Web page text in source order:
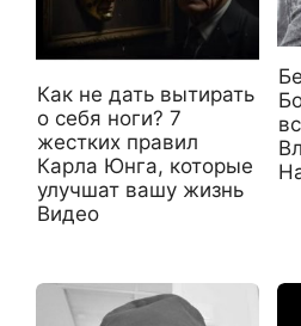
Как не дать вытирать
о себя ноги? 7
жестких правил
Карла Юнга, которые
улучшат вашу жизнь
Видео